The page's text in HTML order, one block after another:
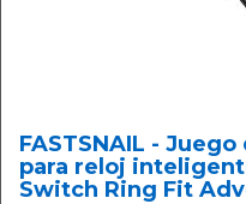
FASTSNAIL -
para reloj
Switch Ring Fit